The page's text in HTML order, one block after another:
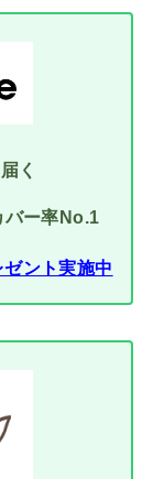
く
ー率No.1
ント実施中